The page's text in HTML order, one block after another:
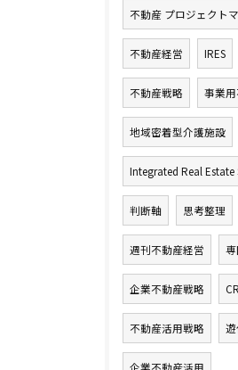
不動産 プロジェクト
不動産経営 IRES
不動産戦略 事業
地域密着型介護施設
Integrated Real Estate
判断軸 思考整理
週刊不動産経営
企業不動産戦略
不動産活用戦略